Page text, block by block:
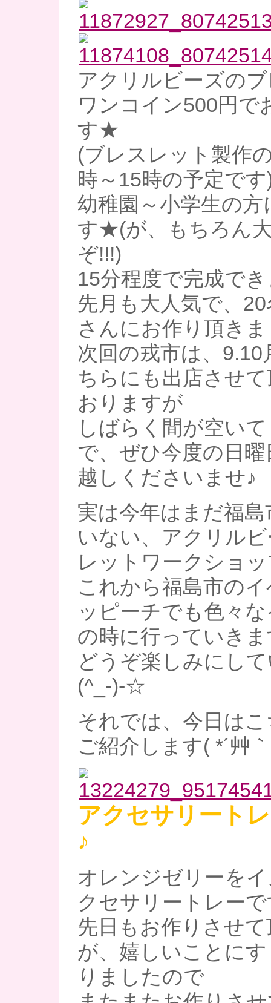
アクリルビーズの
ワンコイン500円で
す★
(ブレスレット製作
時～15時の予定です
幼稚園～小学生の方
す★(が、もちろん
ぞ!!!)
15分程度で完成で
先月も大人気で、
さんにお作り頂き
次回の戎市は、9.10
ちらにも出店させ
おりますが
しばらく間が空い
で、ぜひ今度の日
越しくださいませ♪
実は今年はまだ福
いない、アクリル
レットワークショ
これから福島市の
ッピーチでも色々
の時に行っていき
どうぞ楽しみにし
(^_-)-☆
それでは、今日は
ご紹介します( *´艸
アクセサリート
♪
オレンジゼリーを
クセサリートレーで
先日もお作りさせ
が、嬉しいことに
りましたので